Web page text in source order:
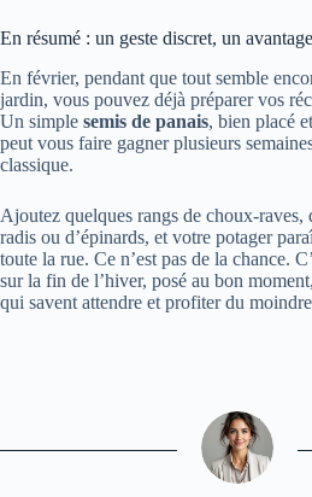
En résumé : un geste discret, un
En février, pendant que tout semble
jardin, vous pouvez déjà préparer vos
Un simple semis de panais, bien placé
peut vous faire gagner plusieurs
classique.
Ajoutez quelques rangs de choux-raves,
radis ou d’épinards, et votre potager
toute la rue. Ce n’est pas de la chance.
sur la fin de l’hiver, posé au bon
qui savent attendre et profiter du